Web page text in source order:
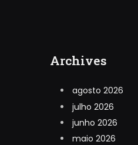
Archives
agosto 2026
julho 2026
junho 2026
maio 2026